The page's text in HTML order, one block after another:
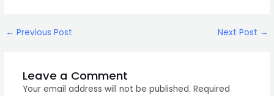
Post
← Previous Post Next Post →
Leave a Comment
Your email address will not be published. Required